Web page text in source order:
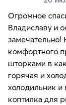
Огромное
Владиславу и
замечательно!
комфортного
шторками в
горячая и
холодильник и
коптилка для